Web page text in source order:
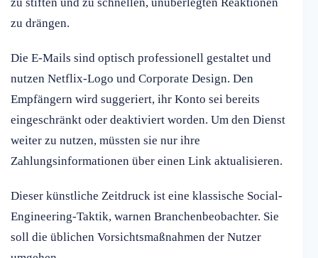
zu drängen.
Die E-Mails sind optisch professionell gestaltet und
nutzen Netflix-Logo und Corporate Design. Den
Empfängern wird suggeriert, ihr Konto sei bereits
eingeschränkt oder deaktiviert worden. Um den Dienst
weiter zu nutzen, müssten sie nur ihre
Zahlungsinformationen über einen Link aktualisieren.
Dieser künstliche Zeitdruck ist eine klassische Social-
Engineering-Taktik, warnen Branchenbeobachter. Sie
soll die üblichen Vorsichtsmaßnahmen der Nutzer